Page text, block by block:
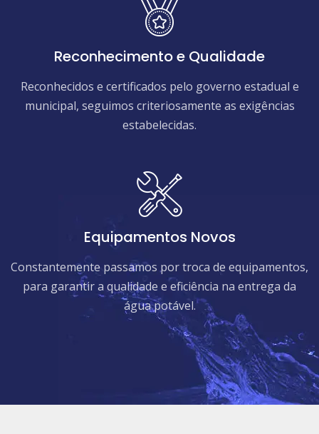
Reconhecimento e Qualidade
Reconhecidos e certificados pelo governo estadual e
municipal, seguimos criteriosamente as exigências
estabelecidas.
Equipamentos Novos
Constantemente passamos por troca de equipamentos,
para garantir a qualidade e eficiência na entrega da
água potável.